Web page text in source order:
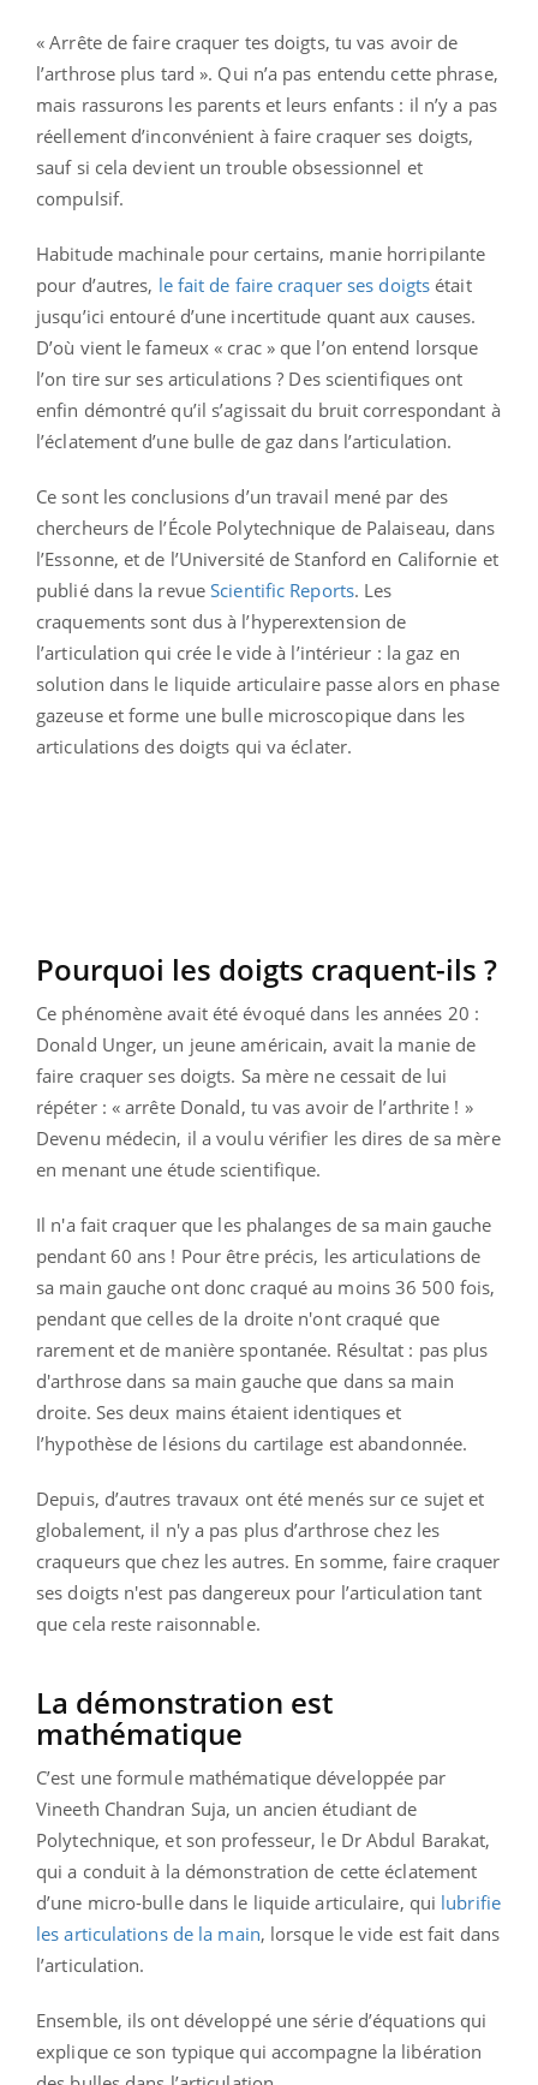
« Arrête de faire craquer tes doigts, tu vas avoir de
l’arthrose plus tard ». Qui n’a pas entendu cette phrase,
mais rassurons les parents et leurs enfants : il n’y a pas
réellement d’inconvénient à faire craquer ses doigts,
sauf si cela devient un trouble obsessionnel et
compulsif.
Habitude machinale pour certains, manie horripilante
pour d’autres, le fait de faire craquer ses doigts était
jusqu’ici entouré d’une incertitude quant aux causes.
D’où vient le fameux « crac » que l’on entend lorsque
l’on tire sur ses articulations ? Des scientifiques ont
enfin démontré qu’il s’agissait du bruit correspondant à
l’éclatement d’une bulle de gaz dans l’articulation.
Ce sont les conclusions d’un travail mené par des
chercheurs de l’École Polytechnique de Palaiseau, dans
l’Essonne, et de l’Université de Stanford en Californie et
publié dans la revueScientific Reports. Les
craquements sont dus à l’hyperextension de
l’articulation qui crée le vide à l’intérieur : la gaz en
solution dans le liquide articulaire passe alors en phase
gazeuse et forme une bulle microscopique dans les
articulations des doigts qui va éclater.
Pourquoi les doigts craquent-ils ?
Ce phénomène avait été évoqué dans les années 20 :
Donald Unger, un jeune américain, avait la manie de
faire craquer ses doigts. Sa mère ne cessait de lui
répéter : « arrête Donald, tu vas avoir de l’arthrite ! »
Devenu médecin, il a voulu vérifier les dires de sa mère
en menant une étude scientifique.
Il n'a fait craquer que les phalanges de sa main gauche
pendant 60 ans ! Pour être précis, les articulations de
sa main gauche ont donc craqué au moins 36 500 fois,
pendant que celles de la droite n'ont craqué que
rarement et de manière spontanée. Résultat : pas plus
d'arthrose dans sa main gauche que dans sa main
droite. Ses deux mains étaient identiques et
l’hypothèse de lésions du cartilage est abandonnée.
Depuis, d’autres travaux ont été menés sur ce sujet et
globalement, il n'y a pas plus d’arthrose chez les
craqueurs que chez les autres. En somme, faire craquer
ses doigts n'est pas dangereux pour l’articulation tant
que cela reste raisonnable.
La démonstration est
mathématique
C’est une formule mathématique développée par
Vineeth Chandran Suja, un ancien étudiant de
Polytechnique, et son professeur, le Dr Abdul Barakat,
qui a conduit à la démonstration de cette éclatement
d’une micro-bulle dans le liquide articulaire, qui lubrifie
les articulations de la main, lorsque le vide est fait dans
l’articulation.
Ensemble, ils ont développé une série d’équations qui
explique ce son typique qui accompagne la libération